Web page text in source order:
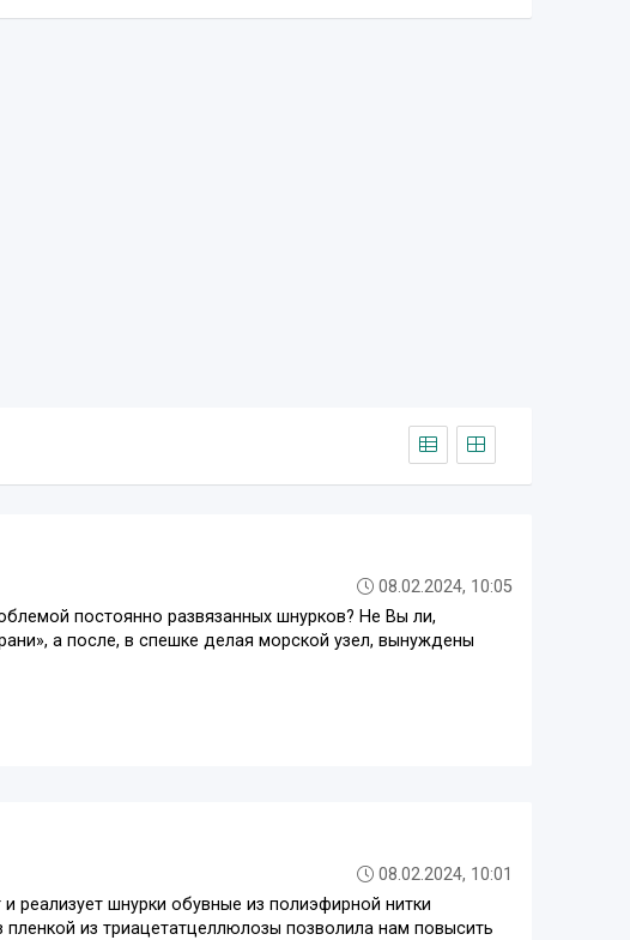
08.02.2024, 10:05
постоянно развязанных шнурков? Не Вы ли,
а после, в спешке делая морской узел, вынуждены
08.02.2024, 10:01
шнурки обувные из полиэфирной нитки
из триацетатцеллюлозы позволила нам повысить